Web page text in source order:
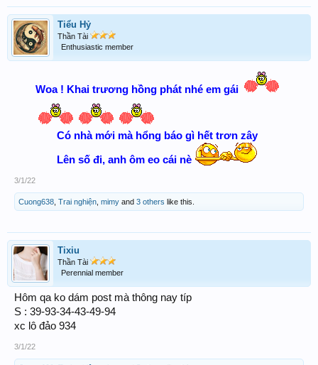
Tiểu Hỷ
Thần Tài
Enthusiastic member
Woa ! Khai trương hồng phát nhé em gái
Có nhà mới mà hổng báo gì hết trơn zây
Lên số đi, anh ôm eo cái nè
3/1/22
Cuong638 Trai nghiện mimy and 3 others like this.
Tixiu
Thần Tài
Perennial member
Hôm qa ko dám post mà thông nay típ
S : 39-93-34-43-49-94
xc lô đảo 934
3/1/22